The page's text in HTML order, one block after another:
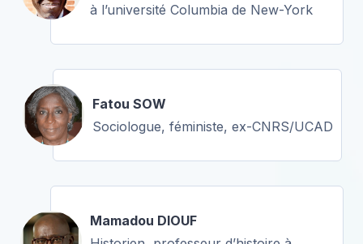
à l’université Columbia de New-York
Fatou SOW
Sociologue, féministe, ex-CNRS/UCAD
Mamadou DIOUF